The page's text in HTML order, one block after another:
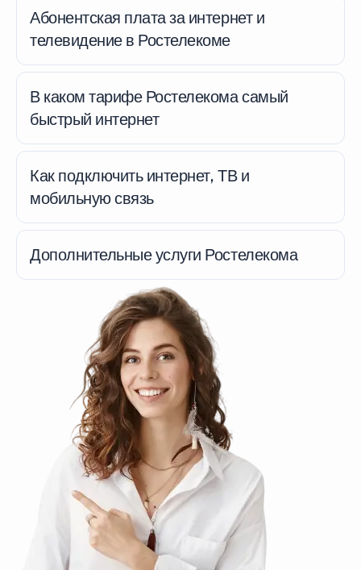
Абонентская плата за интернет и
телевидение в Ростелекоме
В каком тарифе Ростелекома самый
быстрый интернет
Как подключить интернет, ТВ и
мобильную связь
Дополнительные услуги Ростелекома